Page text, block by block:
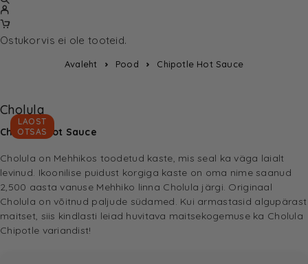
Ostukorvis ei ole tooteid.
Avaleht Pood Chipotle Hot Sauce
LAOST
OTSAS
Cholula
Chipotle Hot Sauce
Cholula on Mehhikos toodetud kaste, mis seal ka väga laialt
levinud. Ikoonilise puidust korgiga kaste on oma nime saanud
2,500 aasta vanuse Mehhiko linna Cholula järgi. Originaal
Cholula on võitnud paljude südamed. Kui armastasid algupärast
maitset, siis kindlasti leiad huvitava maitsekogemuse ka Cholula
Chipotle variandist!